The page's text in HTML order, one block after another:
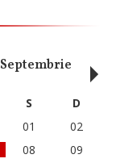
Septembrie
S
D
01
02
08
09